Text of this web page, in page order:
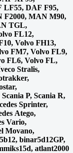
LF55, DAF F95,
MAN M90,
TGL,
FL12,
Volvo FH13,
FM7, Volvo FL9,
FL6, Volvo FL,
Stralis,
P, Scania R,
Sprinter,
Atego,
Vario,
Movano,
binar5d12GP,
atlant2000